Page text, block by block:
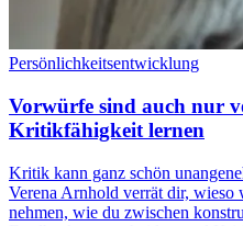
Persönlichkeitsentwicklung
Vorwürfe sind auch nur
Kritikfähigkeit lernen
Kritik kann ganz schön
Verena Arnhold verrät dir,
nehmen, wie du zwischen